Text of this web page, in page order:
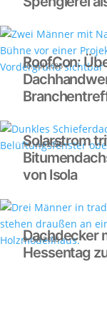
16. Juli 2026
RoofCon:
14. Juli 2026
Solarstrom
von Isola
9. Juli 2026
Dachdecker
Hessentag